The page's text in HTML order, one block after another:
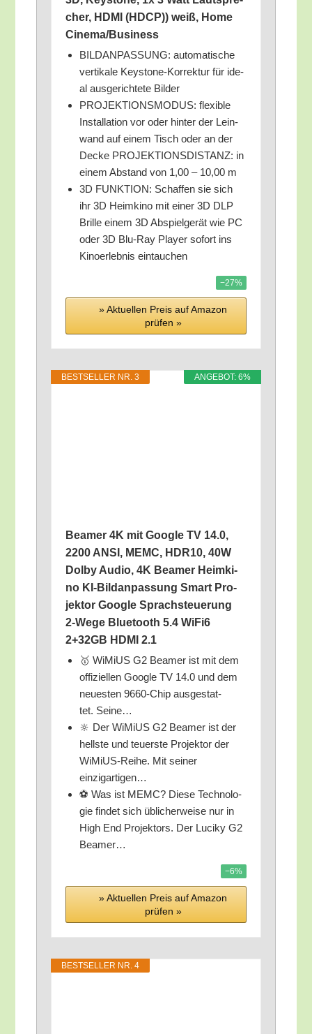
cher, HDMI (HDCP)) weiß, Home
Cinema/​Business
BILDANPASSUNG: auto­ma­ti­sche
ver­ti­ka­le Key­stone-Kor­rek­tur für ide­
al aus­ge­rich­te­te Bilder
PROJEKTIONSMODUS: fle­xi­ble
Instal­la­ti­on vor oder hin­ter der Lein­
wand auf einem Tisch oder an der
Decke PROJEKTIONSDISTANZ: in
einem Abstand von 1,00 – 10,00 m
3D FUNKTION: Schaf­fen sie sich
ihr 3D Heim­ki­no mit einer 3D DLP
Bril­le einem 3D Abspiel­ge­rät wie PC
oder 3D Blu-Ray Play­er sofort ins
Kino­er­leb­nis eintauchen
−27%
» Aktu­el­len Preis auf Ama­zon
prü­fen »
ANGE­BOT: 6%
BEST­SEL­LER NR. 3
Bea­mer 4K mit Goog­le TV 14.0,
2200 ANSI, MEMC, HDR10, 40W
Dol­by Audio, 4K Bea­mer Heim­ki­
no KI-Bild­an­pas­sung Smart Pro­
jek­tor Goog­le Sprach­steue­rung
2‑Wege Blue­tooth 5.4 WiFi6
2+32GB HDMI 2.1
🥇 WiMi­US G2 Bea­mer ist mit dem
offi­zi­el­len Goog­le TV 14.0 und dem
neu­es­ten 9660-Chip aus­ge­stat­
tet. Seine…
🔆 Der WiMi­US G2 Bea­mer ist der
hells­te und teu­ers­te Pro­jek­tor der
WiMi­US-Rei­he. Mit sei­ner
einzigartigen…
⚽️ Was ist MEMC? Die­se Tech­no­lo­
gie fin­det sich übli­cher­wei­se nur in
High End Pro­jek­tors. Der Luciky G2
Beamer…
−6%
» Aktu­el­len Preis auf Ama­zon
prü­fen »
BEST­SEL­LER NR. 4